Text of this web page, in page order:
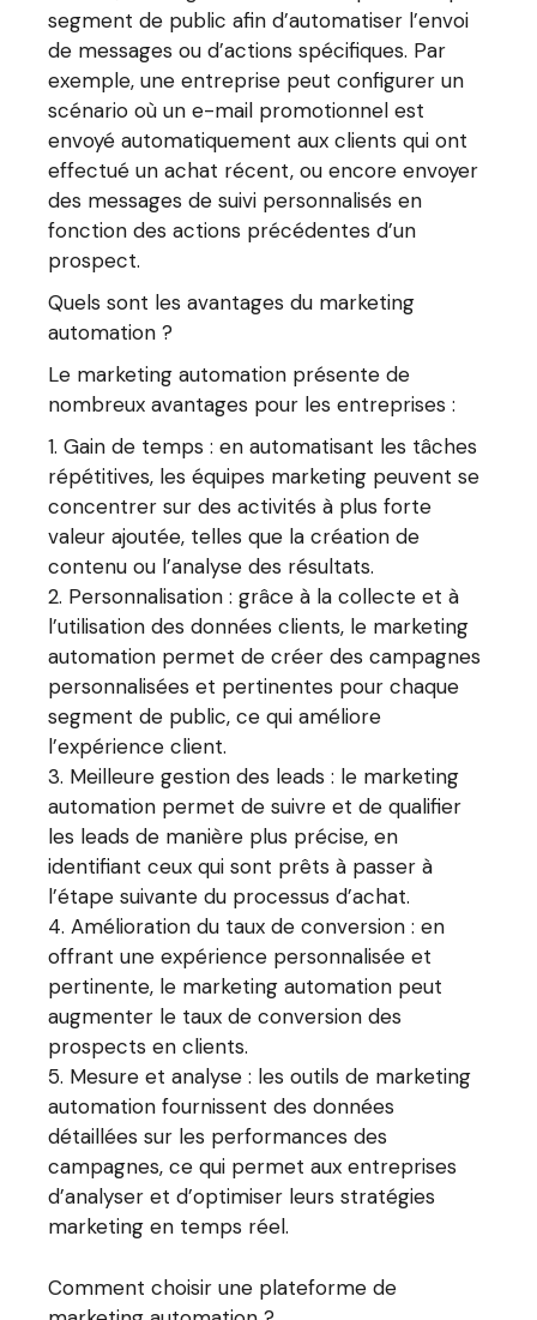
segment de public afin d’automatiser l’envoi
de messages ou d’actions spécifiques. Par
exemple, une entreprise peut configurer un
scénario où un e-mail promotionnel est
envoyé automatiquement aux clients qui ont
effectué un achat récent, ou encore envoyer
des messages de suivi personnalisés en
fonction des actions précédentes d’un
prospect.
Quels sont les avantages du marketing
automation ?
Le marketing automation présente de
nombreux avantages pour les entreprises :
Gain de temps : en automatisant les tâches
répétitives, les équipes marketing peuvent se
concentrer sur des activités à plus forte
valeur ajoutée, telles que la création de
contenu ou l’analyse des résultats.
Personnalisation : grâce à la collecte et à
l’utilisation des données clients, le marketing
automation permet de créer des campagnes
personnalisées et pertinentes pour chaque
segment de public, ce qui améliore
l’expérience client.
Meilleure gestion des leads : le marketing
automation permet de suivre et de qualifier
les leads de manière plus précise, en
identifiant ceux qui sont prêts à passer à
l’étape suivante du processus d’achat.
Amélioration du taux de conversion : en
offrant une expérience personnalisée et
pertinente, le marketing automation peut
augmenter le taux de conversion des
prospects en clients.
Mesure et analyse : les outils de marketing
automation fournissent des données
détaillées sur les performances des
campagnes, ce qui permet aux entreprises
d’analyser et d’optimiser leurs stratégies
marketing en temps réel.
Comment choisir une plateforme de